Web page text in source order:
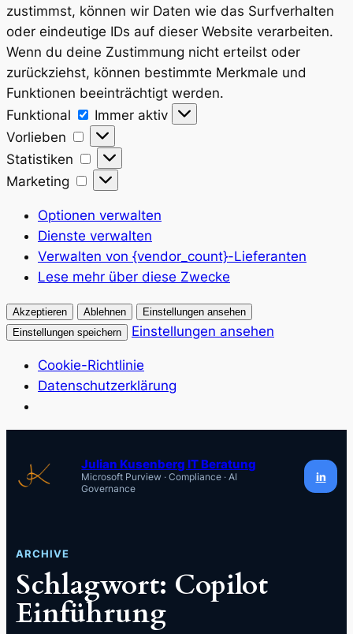
zustimmst, können wir Daten wie das Surfverhalten
oder eindeutige IDs auf dieser Website verarbeiten.
Wenn du deine Zustimmung nicht erteilst oder
zurückziehst, können bestimmte Merkmale und
Funktionen beeinträchtigt werden.
Funktional
Funktional
Immer aktiv
Vorlieben
Vorlieben
Statistiken
Statistiken
Marketing
Marketing
Optionen verwalten
Dienste verwalten
Verwalten von {vendor_count}-Lieferanten
Lese mehr über diese Zwecke
Akzeptieren Ablehnen
Einstellungen ansehen
Einstellungen speichern
Einstellungen ansehen
Cookie-Richtlinie
Datenschutzerklärung
springen
Julian Kusenberg IT Beratung
Microsoft Purview · Compliance · AI
Governance
in
ARCHIVE
Schlagwort: Copilot
Einführung